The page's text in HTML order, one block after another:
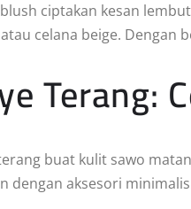
ciptakan kesan
celana beige. Dengan
Terang:
buat kulit sawo
dengan aksesori